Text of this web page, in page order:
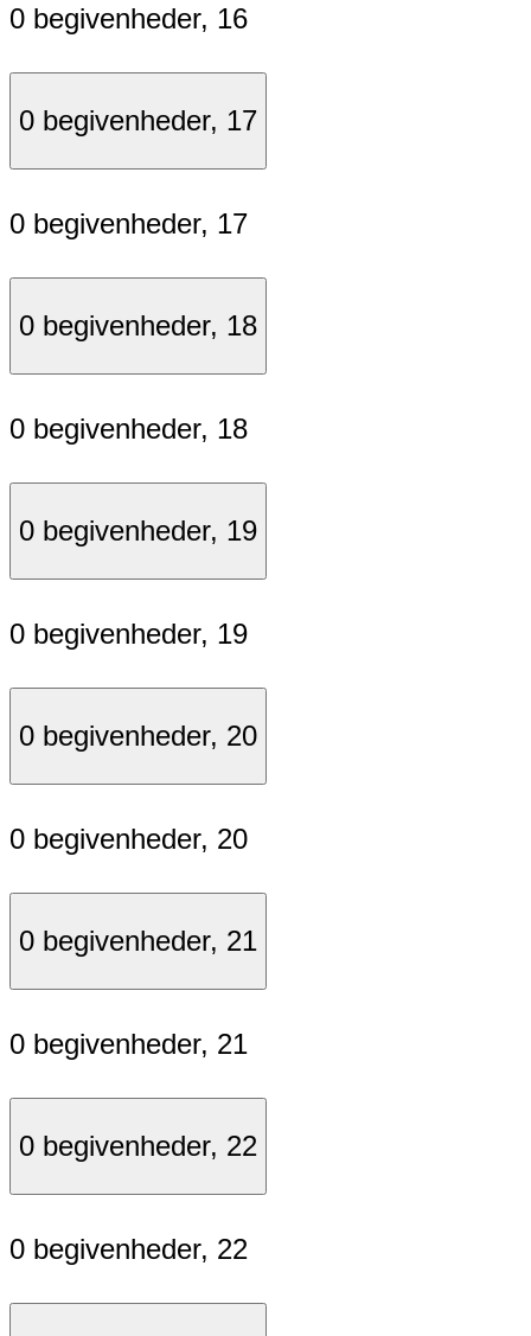
0 begivenheder, 16
0 begivenheder, 17
0 begivenheder, 17
0 begivenheder, 18
0 begivenheder, 18
0 begivenheder, 19
0 begivenheder, 19
0 begivenheder, 20
0 begivenheder, 20
0 begivenheder, 21
0 begivenheder, 21
0 begivenheder, 22
0 begivenheder, 22